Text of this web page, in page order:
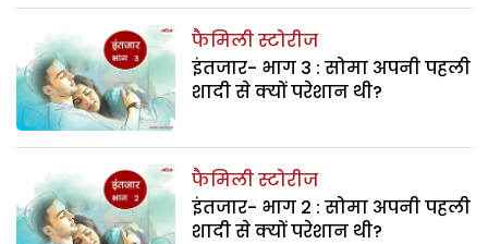
फैमिली स्टोरीज
इंतजार- भाग 3 : सोमा अपनी पहली
शादी से क्यों परेशान थी?
फैमिली स्टोरीज
इंतजार- भाग 2 : सोमा अपनी पहली
शादी से क्यों परेशान थी?